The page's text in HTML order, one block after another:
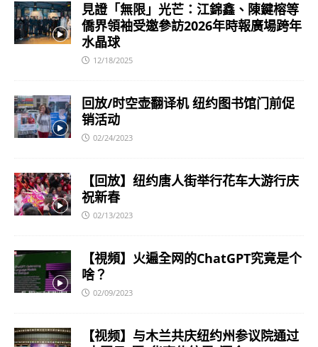
見證「無限」光芒：江錦鑫、陳鍵榕等
僑界領袖受邀參訪2026年時報廣場跨年
水晶球
12/18/2025
回放/时空壶翻译机 纽约图书馆门前促
销活动
02/24/2023
【回放】纽约唐人街举行花车大游行庆
祝新春
02/13/2023
【視頻】火遍全网的ChatGPT究竟是个
啥？
02/09/2023
【视频】与木兰共庆纽约州参议院通过